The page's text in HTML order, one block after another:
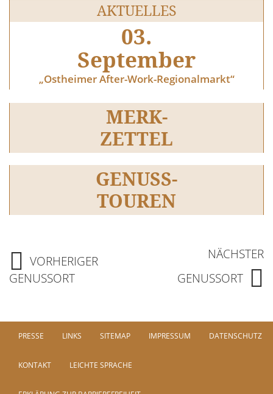
AKTUELLES
03.
September
„Ostheimer After-Work-Regionalmarkt“
MERK-
ZETTEL
GENUSS-
TOUREN
VORHERIGER
GENUSSORT
NÄCHSTER
GENUSSORT
PRESSE LINKS SITEMAP IMPRESSUM DATENSCHUTZ
KONTAKT LEICHTE SPRACHE